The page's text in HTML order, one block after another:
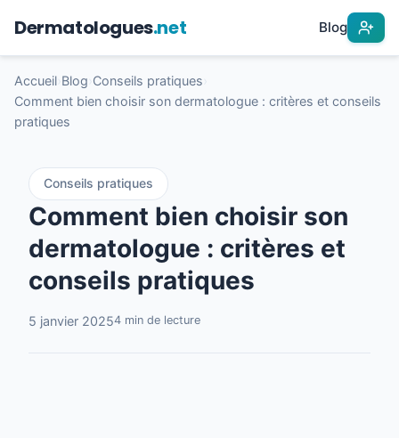
Dermatologues.net Blog
Accueil Blog Conseils pratiques
Comment bien choisir son dermatologue : critères et conseils
pratiques
Conseils pratiques
Comment bien choisir son
dermatologue : critères et
conseils pratiques
5 janvier 20254 min de lecture